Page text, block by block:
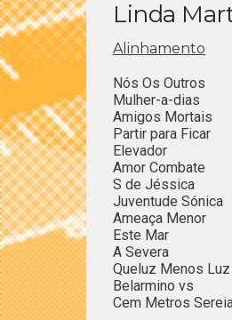
Linda
Alinhamento
Nós Os Outros
Mulher-a-dias
Amigos Mortais
Partir para Ficar
Elevador
Amor Combate
S de Jéssica
Juventude Sónica
Ameaça Menor
Este Mar
A Severa
Queluz Menos Luz
Belarmino vs
Cem Metros